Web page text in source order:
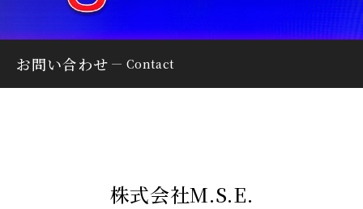
お問い合わせ Contact
株式会社M.S.E.